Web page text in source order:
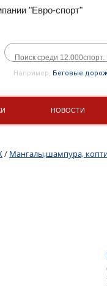
"Евро-спорт"
Например, Беговые
НОВОСТИ
/ Мангалы,шампура,